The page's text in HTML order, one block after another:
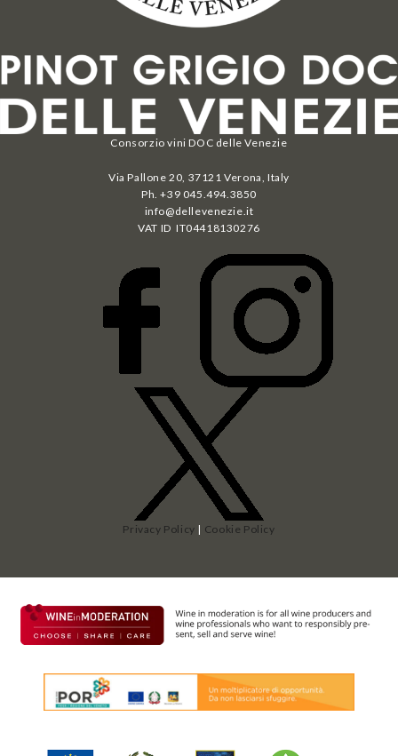
Consorzio vini DOC delle Venezie
Via Pallone 20, 37121 Verona, Italy
Ph. +39 045.494.3850
info@dellevenezie.it
VAT ID IT04418130276
Privacy Policy | Cookie Policy